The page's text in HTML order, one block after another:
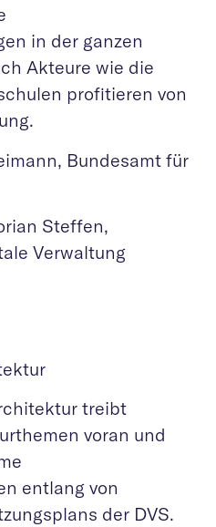
in der ganzen
Akteure wie die
profitieren von
Bundesamt für
Steffen,
Verwaltung
treibt
voran und
entlang von
der DVS.